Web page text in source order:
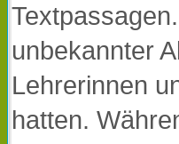
unbekannter
Lehrerinnen
hatten.